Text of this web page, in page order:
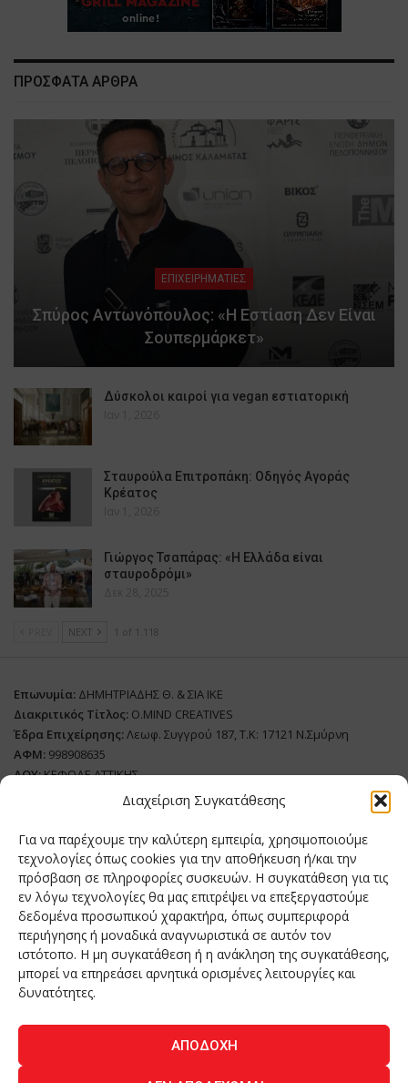
Διαχείριση Συγκατάθεσης
Για να παρέχουμε την καλύτερη εμπειρία, χρησιμοποιούμε
τεχνολογίες όπως cookies για την αποθήκευση ή/και την
πρόσβαση σε πληροφορίες συσκευών. Η συγκατάθεση για τις
εν λόγω τεχνολογίες θα μας επιτρέψει να επεξεργαστούμε
δεδομένα προσωπικού χαρακτήρα, όπως συμπεριφορά
περιήγησης ή μοναδικά αναγνωριστικά σε αυτόν τον
ιστότοπο. Η μη συγκατάθεση ή η ανάκληση της συγκατάθεσης,
μπορεί να επηρεάσει αρνητικά ορισμένες λειτουργίες και
δυνατότητες.
ΑΠΟΔΟΧΉ
ΠΡΟΣΦΑΤΑ ΑΡΘΡΑ
ΕΠΙΧΕΙΡΗΜΑΤΙΕΣ
Σπύρος Αντωνόπουλος: «Η Εστίαση Δεν Είναι
Σουπερμάρκετ»
Δύσκολοι καιροί για vegan εστιατορική
Ιαν 1, 2026
Σταυρούλα Επιτροπάκη: Οδηγός Αγοράς
Κρέατος
Ιαν 1, 2026
Γιώργος Τσαπάρας: «Η Ελλάδα είναι
σταυροδρόμι»
Δεκ 28, 2025
NEXT 1 of 1.118
Επωνυμία: ΔΗΜΗΤΡΙΑΔΗΣ Θ. & ΣΙΑ ΙΚΕ
Διακριτικός Τίτλος: O.MIND CREATIVES
Έδρα Επιχείρησης:Λεωφ. Συγγρού 187, Τ.Κ: 17121 Ν.Σμύρνη
ΑΦΜ: 998908635
ΔΟΥ:ΚΕΦΟΔΕ ΑΤΤΙΚΗΣ
Όνομα Ιδιοκτήτη και Νόμιμο Πρόσωπο: Θεόδωρος Δημητριάδης
Διευθυντής Σύνταξης:Ευθυμιάτου Μαίρη
Domain:grillmagazine.gr
Δικαιούχος Domain:Θεόδωρος Δημητριάδης
Διευθυντής:Θεόδωρος Δημητριάδης
Διαχειριστής:Θεόδωρος Δημητριάδης
Δήλωση Συμμόρφωσης
Αριθμός Πιστοποίησης Μ.Η.Τ.: 242276